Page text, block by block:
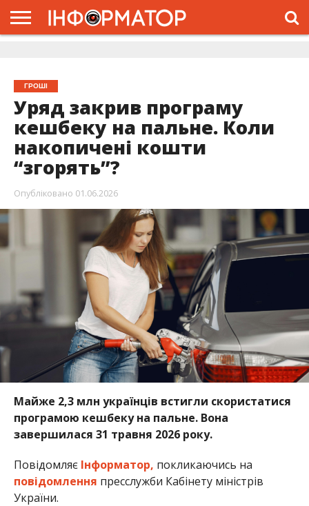
ГРОШІ
Уряд закрив програму
кешбеку на пальне. Коли
накопичені кошти
“згорять”?
Опубліковано 01.06.2026
Майже 2,3 млн українців встигли скористатися
програмою кешбеку на пальне. Вона
завершилася 31 травня 2026 року.
Повідомляє Інформатор, покликаючись на
повідомлення пресслужби Кабінету міністрів
України.